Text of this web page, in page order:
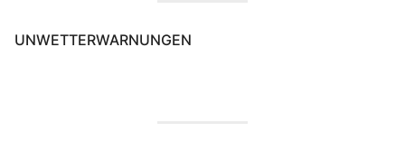
UNWETTERWARNUNGEN